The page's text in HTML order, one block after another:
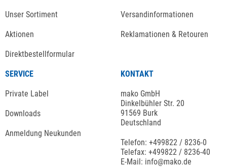
Unser Sortiment
Aktionen
Direktbestellformular
Versandinformationen
Reklamationen & Retouren
SERVICE
Private Label
Downloads
Anmeldung Neukunden
KONTAKT
mako GmbH
Dinkelbühler Str. 20
91569 Burk
Deutschland
Telefon: +499822 / 8236-0
Telefax: +499822 / 8236-40
E-Mail: info@mako.de